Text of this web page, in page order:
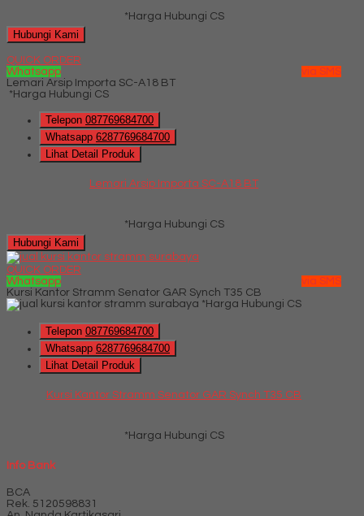
*Harga Hubungi CS
Hubungi Kami
QUICK ORDER
Whatsapp
via SMS
Lemari Arsip Importa SC-A18 BT
*Harga Hubungi CS
Telepon 087769684700
Whatsapp 6287769684700
Lihat Detail Produk
Lemari Arsip Importa SC-A18 BT
*Harga Hubungi CS
Hubungi Kami
QUICK ORDER
Whatsapp
via SMS
Kursi Kantor Stramm Senator GAR Synch T35 CB
*Harga Hubungi CS
Telepon 087769684700
Whatsapp 6287769684700
Lihat Detail Produk
Kursi Kantor Stramm Senator GAR Synch T35 CB
*Harga Hubungi CS
Info Bank
BCA
Rek. 5120598831